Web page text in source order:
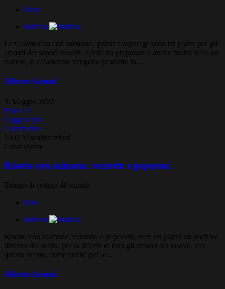
Pasta
Italiana
Le Calamarata con salmone, porro e asparagi sono un piatto per gli
amanti dei sapori insoliti. Facile da preparare e anche molto bello da
vedere, le calamarate vengono prodotte in...
Alberto Arienti
9. Maggio 2022
Piace 24
Leggi di più
Commento
1031 Visualizzazioni
Condividere
Risotto con salmone, verzotto e peperoni
Tempo di cottura 40 minuti
Riso
Italiana
Risotto con salmone, verzotto e peperoni, ecco un piatto un pochino
diverso dal solito, per la delizia di tutti gli amanti del nuovo. Per
questa ricetta, come anche per le...
Alberto Arienti